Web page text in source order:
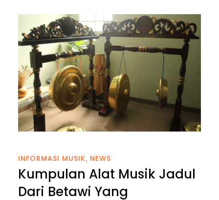
INFORMASI MUSIK NEWS
Kumpulan Alat Musik Jadul
Dari Betawi Yang